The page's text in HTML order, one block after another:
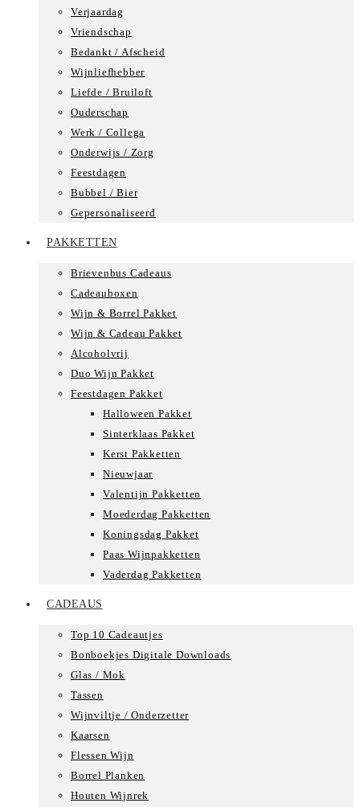
Verjaardag
Vriendschap
Bedankt / Afscheid
Wijnliefhebber
Liefde / Bruiloft
Ouderschap
Werk / Collega
Onderwijs / Zorg
Feestdagen
Bubbel / Bier
Gepersonaliseerd
PAKKETTEN
Brievenbus Cadeaus
Cadeauboxen
Wijn & Borrel Pakket
Wijn & Cadeau Pakket
Alcoholvrij
Duo Wijn Pakket
Feestdagen Pakket
Halloween Pakket
Sinterklaas Pakket
Kerst Pakketten
Nieuwjaar
Valentijn Pakketten
Moederdag Pakketten
Koningsdag Pakket
Paas Wijnpakketten
Vaderdag Pakketten
CADEAUS
Top 10 Cadeautjes
Bonboekjes Digitale Downloads
Glas / Mok
Tassen
Wijnviltje / Onderzetter
Kaarsen
Flessen Wijn
Borrel Planken
Houten Wijnrek